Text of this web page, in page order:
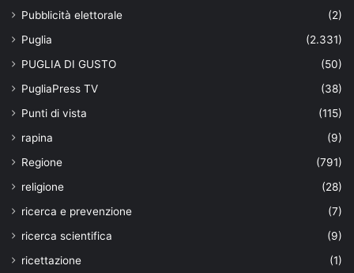
Pubblicità elettorale
(2)
Puglia
(2.331)
PUGLIA DI GUSTO
(50)
PugliaPress TV
(38)
Punti di vista
(115)
rapina
(9)
Regione
(791)
religione
(28)
ricerca e prevenzione
(7)
ricerca scientifica
(9)
ricettazione
(1)